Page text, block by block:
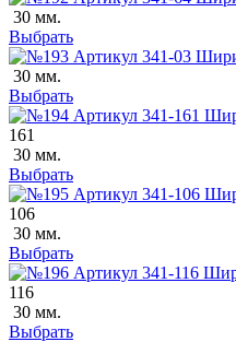
30 мм.
Выбрать
30 мм.
Выбрать
161
30 мм.
Выбрать
106
30 мм.
Выбрать
116
30 мм.
Выбрать